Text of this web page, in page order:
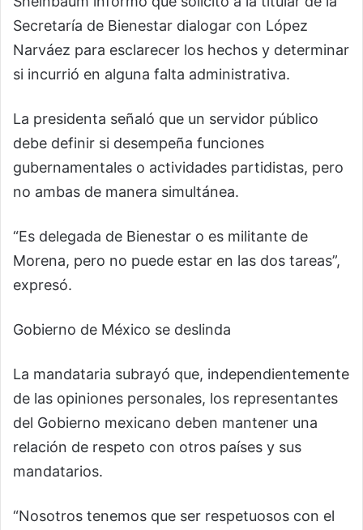
Secretaría de Bienestar dialogar con López
Narváez para esclarecer los hechos y determinar
si incurrió en alguna falta administrativa.
La presidenta señaló que un servidor público
debe definir si desempeña funciones
gubernamentales o actividades partidistas, pero
no ambas de manera simultánea.
“Es delegada de Bienestar o es militante de
Morena, pero no puede estar en las dos tareas”,
expresó.
Gobierno de México se deslinda
La mandataria subrayó que, independientemente
de las opiniones personales, los representantes
del Gobierno mexicano deben mantener una
relación de respeto con otros países y sus
mandatarios.
“Nosotros tenemos que ser respetuosos con el